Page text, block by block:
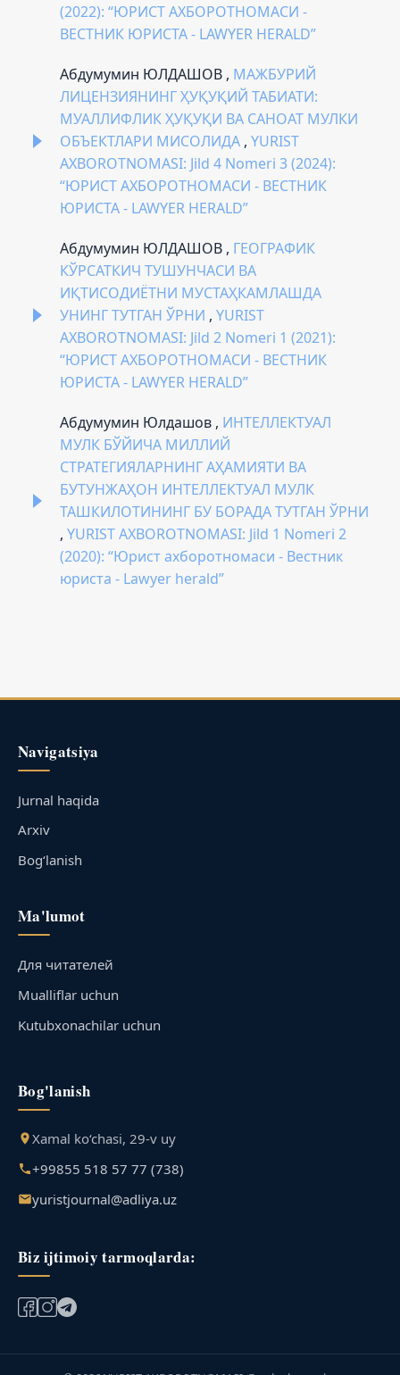
(2022): “ЮРИСТ АХБОРОТНОМАСИ -
ВЕСТНИК ЮРИСТА - LAWYER HERALD”
Абдумумин ЮЛДАШОВ , МАЖБУРИЙ
ЛИЦЕНЗИЯНИНГ ҲУҚУҚИЙ ТАБИАТИ:
МУАЛЛИФЛИК ҲУҚУҚИ ВА САНОАТ МУЛКИ
ОБЪЕКТЛАРИ МИСОЛИДА , YURIST
AXBOROTNOMASI: Jild 4 Nomeri 3 (2024):
“ЮРИСТ АХБОРОТНОМАСИ - ВЕСТНИК
ЮРИСТА - LAWYER HERALD”
Абдумумин ЮЛДАШОВ , ГЕОГРАФИК
КЎРСАТКИЧ ТУШУНЧАСИ ВА
ИҚТИСОДИЁТНИ МУСТАҲКАМЛАШДА
УНИНГ ТУТГАН ЎРНИ , YURIST
AXBOROTNOMASI: Jild 2 Nomeri 1 (2021):
“ЮРИСТ АХБОРОТНОМАСИ - ВЕСТНИК
ЮРИСТА - LAWYER HERALD”
Абдумумин Юлдашов , ИНТЕЛЛЕКТУАЛ
МУЛК БЎЙИЧА МИЛЛИЙ
СТРАТЕГИЯЛАРНИНГ АҲАМИЯТИ ВА
БУТУНЖАҲОН ИНТЕЛЛЕКТУАЛ МУЛК
ТАШКИЛОТИНИНГ БУ БОРАДА ТУТГАН ЎРНИ
, YURIST AXBOROTNOMASI: Jild 1 Nomeri 2
(2020): “Юрист ахборотномаси - Вестник
юриста - Lawyer herald”
Navigatsiya
Jurnal haqida
Arxiv
Bog‘lanish
Ma'lumot
Для читателей
Mualliflar uchun
Kutubxonachilar uchun
Bog'lanish
Xamal ko‘chasi, 29-v uy
+99855 518 57 77 (738)
yuristjournal@adliya.uz
Biz ijtimoiy tarmoqlarda: